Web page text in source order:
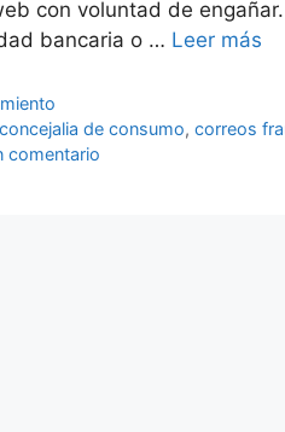
con voluntad de
bancaria o … Leer más
concejalia de consumo,correos
comentario